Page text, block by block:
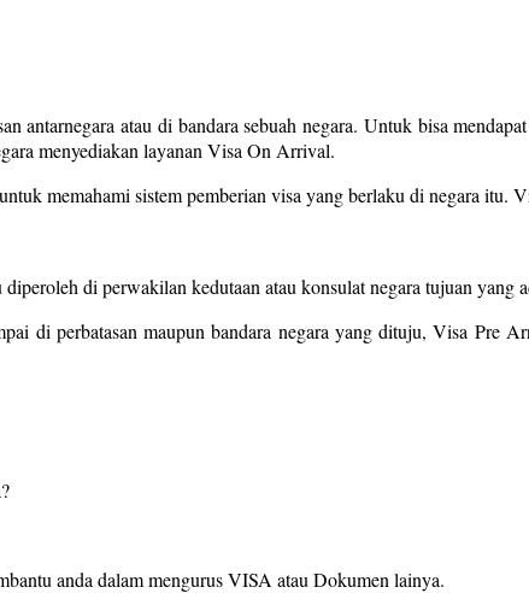
antarnegara atau di bandara sebuah negara. Untuk bisa
menyediakan layanan Visa On Arrival.
memahami sistem pemberian visa yang berlaku di negara itu.
di perwakilan kedutaan atau konsulat negara tujuan yang
di perbatasan maupun bandara negara yang dituju, Visa Pre
anda dalam mengurus VISA atau Dokumen lainya.